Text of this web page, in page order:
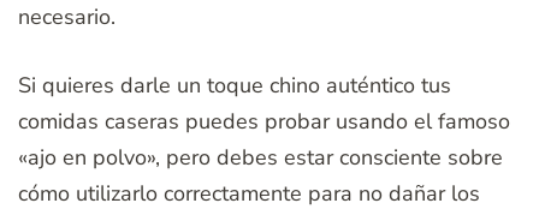
necesario.
Si quieres darle un toque chino auténtico tus
comidas caseras puedes probar usando el famoso
«ajo en polvo», pero debes estar consciente sobre
cómo utilizarlo correctamente para no dañar los